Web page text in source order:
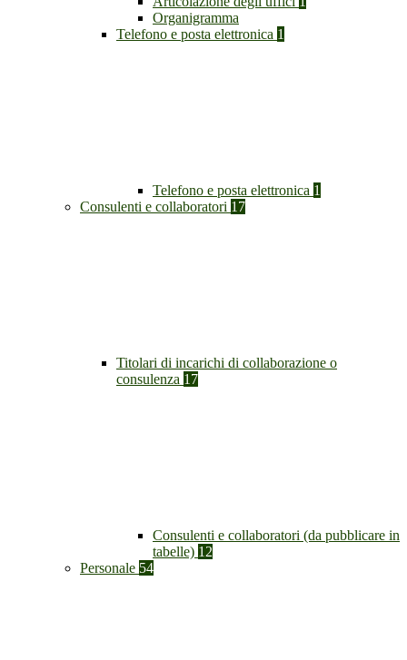
Organigramma
Telefono e posta elettronica 1
Telefono e posta elettronica 1
Consulenti e collaboratori 17
Titolari di incarichi di collaborazione o
consulenza 17
Consulenti e collaboratori (da pubblicare in
tabelle) 12
Personale 54